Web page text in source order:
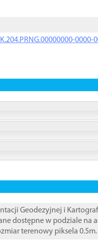
0000-
Geodezyjnej i
dostępne w podziale na
terenowy piksela 0.5m.